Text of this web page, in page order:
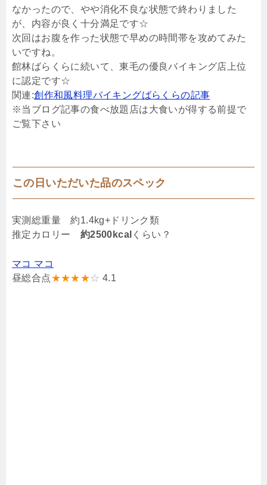
なかったので、やや消化不良な状態で終わりました
が、内容が良く十分満足です☆
次回はお腹を作った状態で早めの時間帯を攻めてみた
いですね。
館林ばらくらに続いて、東毛の優良バイキング店上位
に認定です☆
関連:創作和風料理バイキングばらくらの記事
※当ブログ記事の食べ放題店は大食いが得する前提で
ご覧下さい
この日いただいた品のスペック
実測総重量 約1.4kg+ドリンク類
推定カロリー 約2500kcal くらい？
マコ マコ
昼総合点★★★★☆ 4.1